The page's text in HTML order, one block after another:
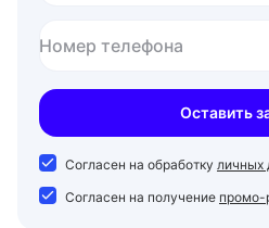
Номер телефона
Оставить
Согласен на обработку личных
Согласен на получение промо-